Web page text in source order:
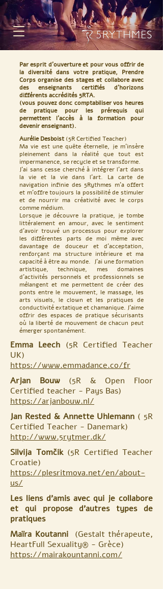
Par esprit d'ouverture et pour vous offrir de
la diversité dans votre pratique, Prendre
Corps organise des stages et collabore avec
des enseignants certifiés d'horizons
différents accrédités 5RTA.
(vous pouvez donc comptabiliser vos heures
de pratique pour les prérequis qui
permettent l'accès à la formation pour
devenir enseignant).
Aurélie Desboist (5R Certified Teacher)
Ma vie est une quête éternelle, je m'insère
pleinement dans la réalité que tout est
impermanence, se recycle et se transforme.
J'ai sans cesse cherché à intégrer l'art dans
la vie et la vie dans l'art. La carte de
navigation infinie des 5Rythmes m'a offert
et m'offre toujours la possibilité de stimuler
et de nourrir ma créativité avec le corps
comme médium.
Lorsque je découvre la pratique, je tombe
littéralement en amour, avec le sentiment
d'avoir trouvé un processus pour explorer
les différentes parts de moi même avec
davantage de douceuret d'acceptation,
renforçant ma structure intérieure et ma
capacité à être au monde. J'ai une formation
artistique, technique, mes domaines
d'activités personnels et professionnels se
mélangent et me permettent de créer des
ponts entre le mouvement, le massage, les
arts visuels, le clown et les pratiques de
conductivité extatique et chamanique. J'aime
offrir des espaces de pratique sécurisants
où la liberté de mouvement de chacun peut
émerger spontanément.
Emma Leech (5R Certified Teacher
UK)
https://www.emmadance.co/fr
Arjan Bouw (5R & Open Floor
Certified teacher - Pays Bas)
https://arjanbouw.nl/
Jan Rested & Annette Uhlemann ( 5R
Certified Teacher - Danemark)
http://www.5rytmer.dk/
Silvija Tomčik (5R Certified Teacher
Croatie)
https://plesritmova.net/en/about-
us/
Les liens d'amis avec qui je collabore
et qui propose d'autres types de
pratiques
Maïra Koutanni (Gestalt thérapeute,
HeartFull Sexuality® - Grèce)
https://mairakountanni.com/